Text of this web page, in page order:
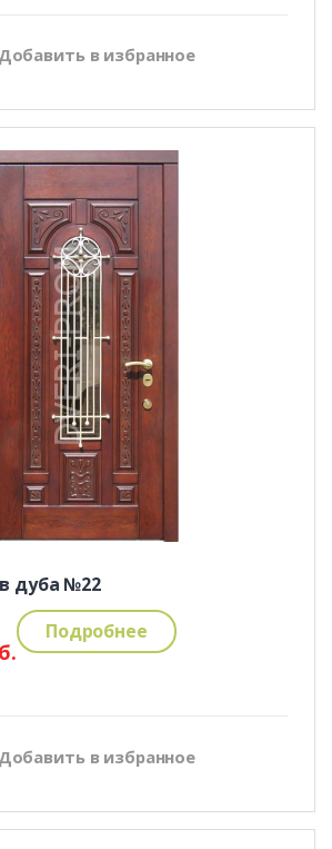
Добавить в избранное
дуба №22
Подробнее
Добавить в избранное